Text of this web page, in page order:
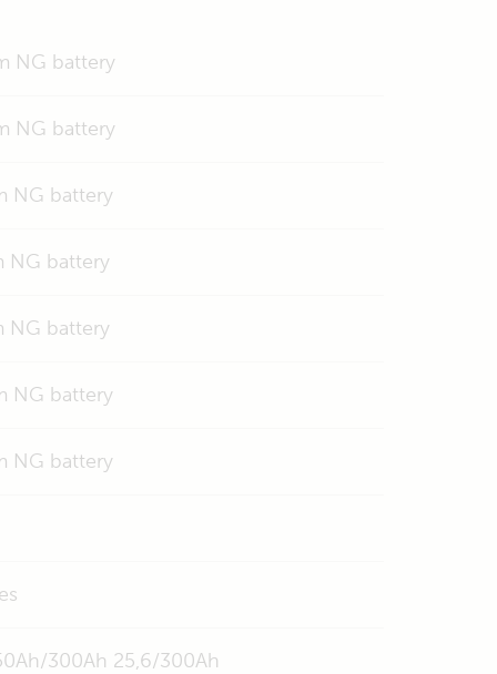
NG battery
NG battery
NG battery
NG battery
NG battery
NG battery
NG battery
300Ah 25,6/300Ah